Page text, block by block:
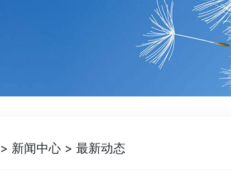
> 新闻中心 > 最新动态